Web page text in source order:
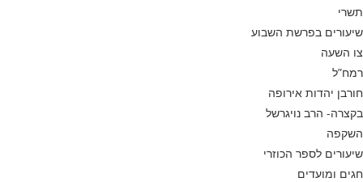
תשרי
שיעורים בפרשת השבוע
צו השעה
רמח”ל
חורבן יהדות אירופה
בקצרה- הרב נויגרשל
השקפה
שיעורים לספר הכוזרי
חגים ומועדים